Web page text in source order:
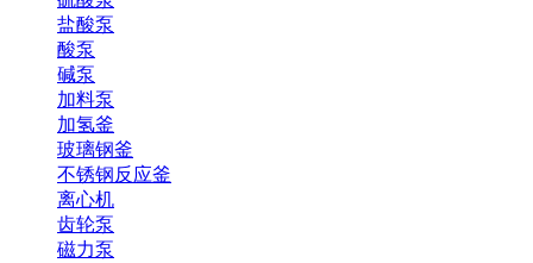
盐酸泵
酸泵
碱泵
加料泵
加氢釜
玻璃钢釜
不锈钢反应釜
离心机
齿轮泵
磁力泵